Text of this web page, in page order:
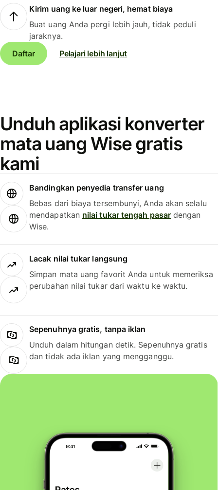
Kirim uang ke luar negeri, hemat biaya
Buat uang Anda pergi lebih jauh, tidak peduli
jaraknya.
Daftar
Pelajari lebih lanjut
Unduh aplikasi konverter
mata uang Wise gratis
kami
Bandingkan penyedia transfer uang
Bebas dari biaya tersembunyi, Anda akan selalu
mendapatkan nilai tukar tengah pasardengan
Wise.
Lacak nilai tukar langsung
Simpan mata uang favorit Anda untuk memeriksa
perubahan nilai tukar dari waktu ke waktu.
Sepenuhnya gratis, tanpa iklan
Unduh dalam hitungan detik. Sepenuhnya gratis
dan tidak ada iklan yang mengganggu.